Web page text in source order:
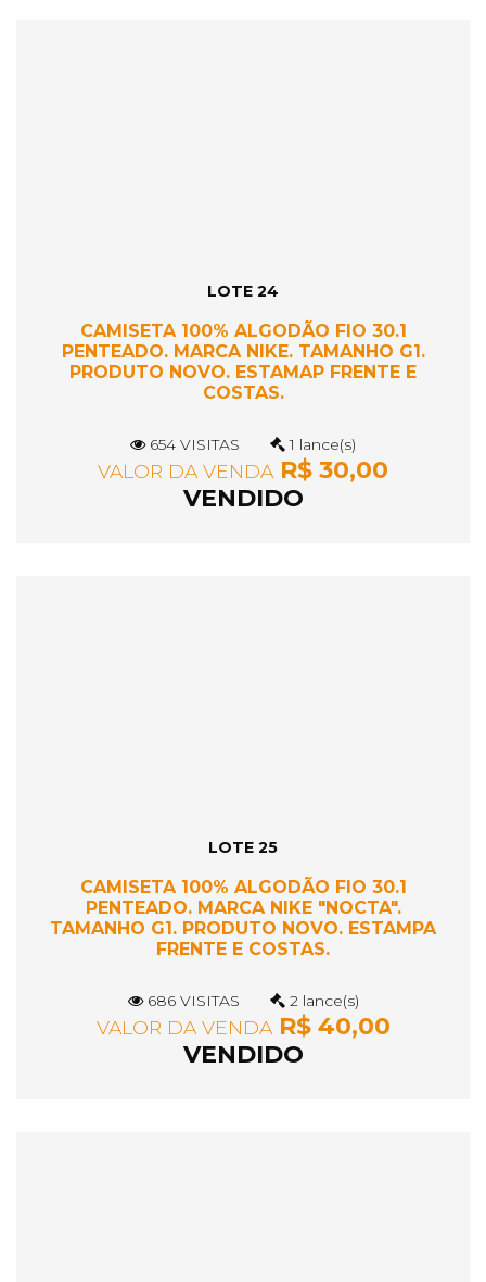
LOTE 24
CAMISETA 100% ALGODÃO FIO 30.1
PENTEADO. MARCA NIKE. TAMANHO G1.
PRODUTO NOVO. ESTAMAP FRENTE E
COSTAS.
654 VISITAS 1 lance(s)
VALOR DA VENDAR$ 30,00
VENDIDO
LOTE 25
CAMISETA 100% ALGODÃO FIO 30.1
PENTEADO. MARCA NIKE "NOCTA".
TAMANHO G1. PRODUTO NOVO. ESTAMPA
FRENTE E COSTAS.
686 VISITAS 2 lance(s)
VALOR DA VENDAR$ 40,00
VENDIDO